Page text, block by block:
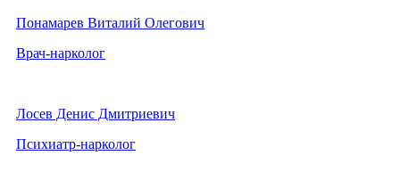
Понамарев Виталий Олегович
Врач-нарколог
Лосев Денис Дмитриевич
Психиатр-нарколог